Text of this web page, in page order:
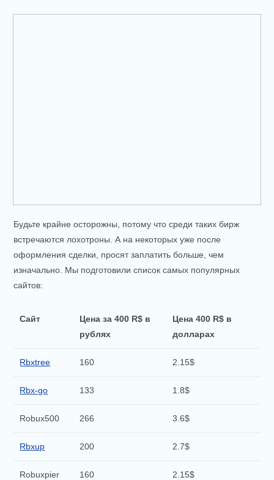
Будьте крайне осторожны, потому что среди таких бирж
встречаются лохотроны. А на некоторых уже после
оформления сделки, просят заплатить больше, чем
изначально. Мы подготовили список самых популярных
сайтов:
Сайт
Цена за 400 R$ в
рублях
Цена 400 R$ в
долларах
Rbxtree 160 2.15$
Rbx-go 133 1.8$
Robux500 266 3.6$
Rbxup 200 2.7$
Robuxpier 160 2.15$